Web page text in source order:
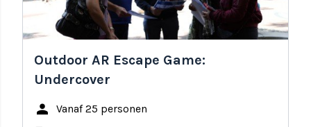
Outdoor AR Escape Game:
Undercover
person Vanaf 25 personen